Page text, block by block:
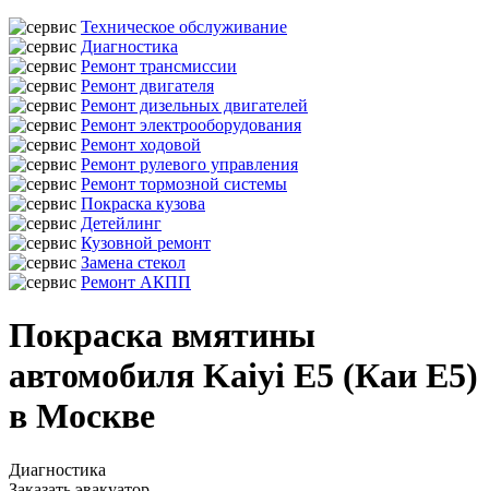
Техническое обслуживание
Диагностика
Ремонт трансмиссии
Ремонт двигателя
Ремонт дизельных двигателей
Ремонт электрооборудования
Ремонт ходовой
Ремонт рулевого управления
Ремонт тормозной системы
Покраска кузова
Детейлинг
Кузовной ремонт
Замена стекол
Ремонт АКПП
Покраска вмятины
автомобиля Kaiyi E5 (Каи Е5)
в Москве
Диагностика